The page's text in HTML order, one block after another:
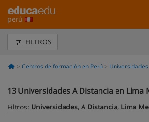
perú
FILTROS
Centros de formación en Perú Universidades
13 Universidades A Distancia en Lima
Filtros: Universidades, A Distancia, Lima